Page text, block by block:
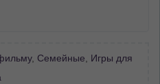
, Семейные, Игры для